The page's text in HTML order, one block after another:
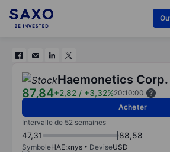
Haemonetics Corp.
87,84+2,82 / +3,32%20:10:00
Acheter
Intervalle de 52 semaines
47,31 88,58
SymboleHAE:xnys DeviseUSD